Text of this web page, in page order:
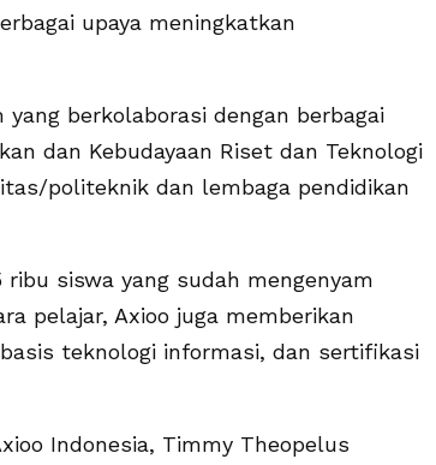
upaya meningkatkan
berkolaborasi dengan berbagai
dan Kebudayaan Riset dan Teknologi
politeknik dan lembaga pendidikan
siswa yang sudah mengenyam
pelajar, Axioo juga memberikan
teknologi informasi, dan sertifikasi
Indonesia, Timmy Theopelus